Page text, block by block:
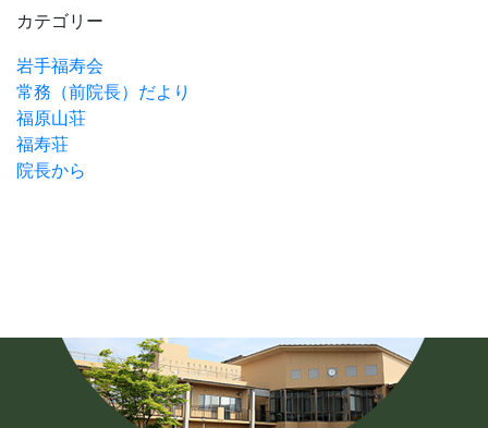
カテゴリー
岩手福寿会
常務（前院長）だより
福原山荘
福寿荘
院長から